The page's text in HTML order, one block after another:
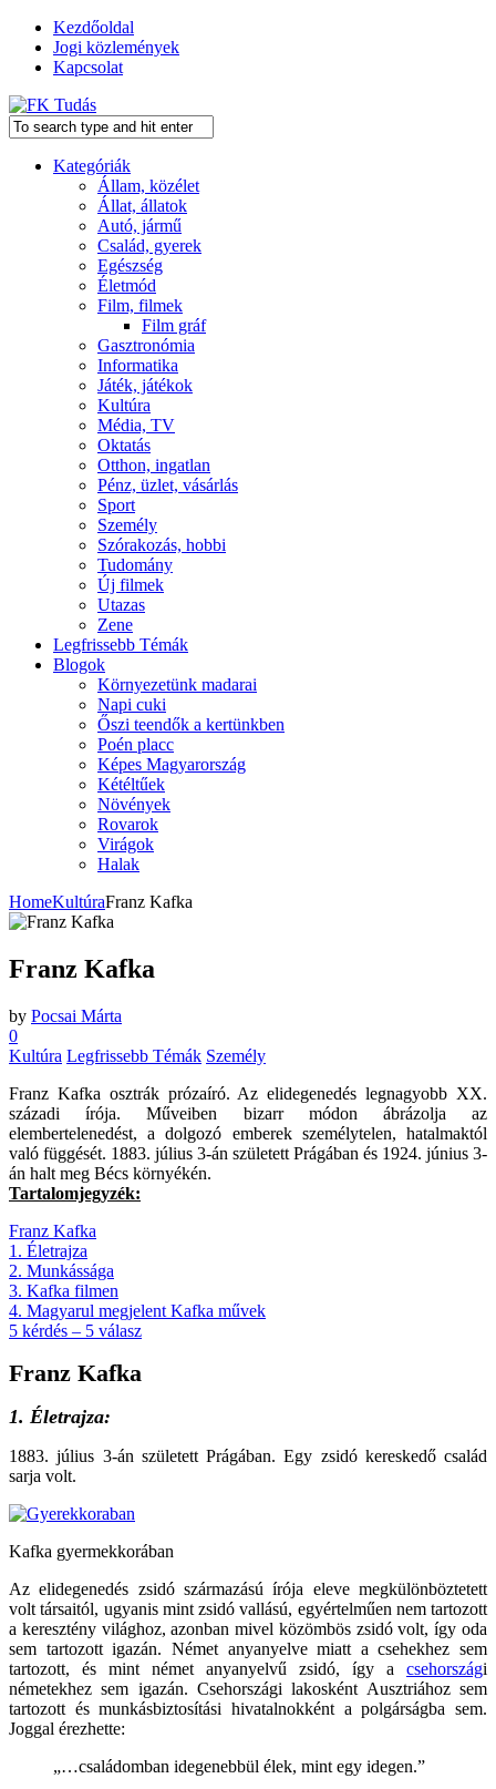
Kezdőoldal
Jogi közlemények
Kapcsolat
Kategóriák
Állam, közélet
Állat, állatok
Autó, jármű
Család, gyerek
Egészség
Életmód
Film, filmek
Film gráf
Gasztronómia
Informatika
Játék, játékok
Kultúra
Média, TV
Oktatás
Otthon, ingatlan
Pénz, üzlet, vásárlás
Sport
Személy
Szórakozás, hobbi
Tudomány
Új filmek
Utazas
Zene
Legfrissebb Témák
Blogok
Környezetünk madarai
Napi cuki
Őszi teendők a kertünkben
Poén placc
Képes Magyarország
Kétéltűek
Növények
Rovarok
Virágok
Halak
HomeKultúraFranz Kafka
Franz Kafka
by Pocsai Márta
0
Kultúra Legfrissebb Témák Személy
Franz Kafka osztrák prózaíró. Az elidegenedés legnagyobb XX.
századi írója. Műveiben bizarr módon ábrázolja az
elembertelenedést, a dolgozó emberek személytelen, hatalmaktól
való függését. 1883. július 3-án született Prágában és 1924. június 3-
án halt meg Bécs környékén.
Tartalomjegyzék:
Franz Kafka
1. Életrajza
2. Munkássága
3. Kafka filmen
4. Magyarul megjelent Kafka művek
5 kérdés – 5 válasz
Franz Kafka
1. Életrajza:
1883. július 3-án született Prágában. Egy zsidó kereskedő család
sarja volt.
Kafka gyermekkorában
Az elidegenedés zsidó származású írója eleve megkülönböztetett
volt társaitól, ugyanis mint zsidó vallású, egyértelműen nem tartozott
a keresztény világhoz, azonban mivel közömbös zsidó volt, így oda
sem tartozott igazán. Német anyanyelve miatt a csehekhez sem
tartozott, és mint német anyanyelvű zsidó, így a csehországi
németekhez sem igazán. Csehországi lakosként Ausztriához sem
tartozott és munkásbiztosítási hivatalnokként a polgárságba sem.
Joggal érezhette:
„…családomban idegenebbül élek, mint egy idegen.”